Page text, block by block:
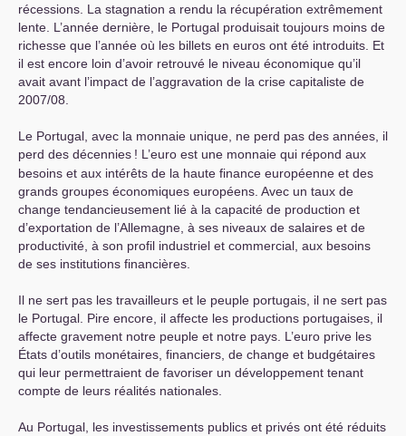
récessions. La stagnation a rendu la récupération extrêmement
lente. L’année dernière, le Portugal produisait toujours moins de
richesse que l’année où les billets en euros ont été introduits. Et
il est encore loin d’avoir retrouvé le niveau économique qu’il
avait avant l’impact de l’aggravation de la crise capitaliste de
2007/08.
Le Portugal, avec la monnaie unique, ne perd pas des années, il
perd des décennies ! L’euro est une monnaie qui répond aux
besoins et aux intérêts de la haute finance européenne et des
grands groupes économiques européens. Avec un taux de
change tendancieusement lié à la capacité de production et
d’exportation de l’Allemagne, à ses niveaux de salaires et de
productivité, à son profil industriel et commercial, aux besoins
de ses institutions financières.
Il ne sert pas les travailleurs et le peuple portugais, il ne sert pas
le Portugal. Pire encore, il affecte les productions portugaises, il
affecte gravement notre peuple et notre pays. L’euro prive les
États d’outils monétaires, financiers, de change et budgétaires
qui leur permettraient de favoriser un développement tenant
compte de leurs réalités nationales.
Au Portugal, les investissements publics et privés ont été réduits